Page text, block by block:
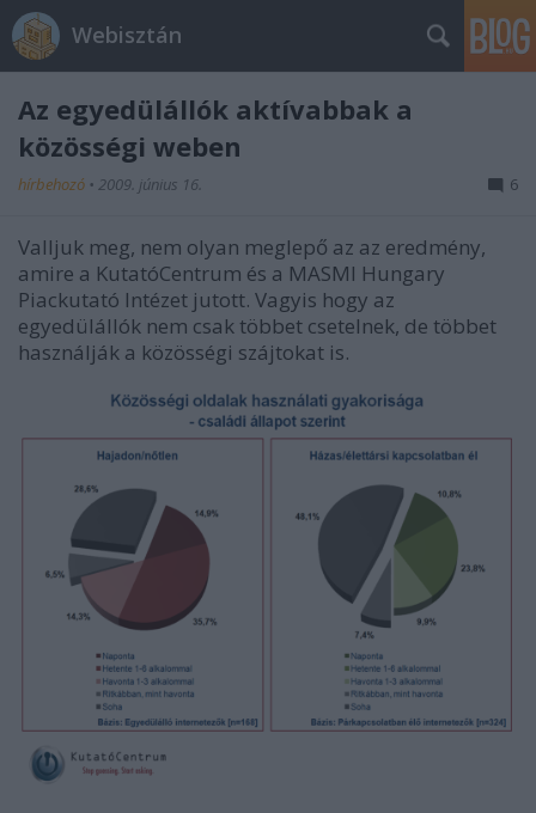
Webisztán
Az egyedülállók aktívabbak a
közösségi weben
hírbehozó • 2009. június 16. 6
Valljuk meg, nem olyan meglepő az az eredmény,
amire a KutatóCentrum és a MASMI Hungary
Piackutató Intézet jutott. Vagyis hogy az
egyedülállók nem csak többet csetelnek, de többet
használják a közösségi szájtokat is.